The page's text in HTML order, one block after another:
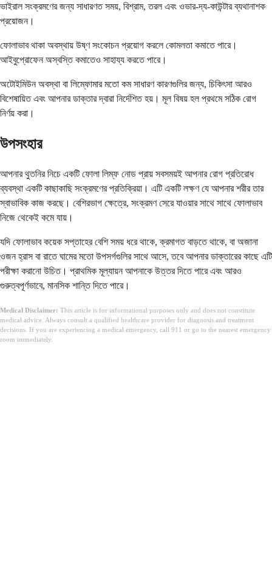
ভাইরাল সংক্রমণের জন্য সাধারণত সময়, বিশ্রাম, তরল এবং ওভার-দ্য-কাউন্টার ব্যথানাশক
প্রয়োজন।
ফোলাভাব থাকা অবস্থায় উষ্ণ সংকোচন প্রয়োগ করলে কোমলতা কমাতে পারে।
আইবুপ্রোফেন অস্বস্তি কমাতেও সাহায্য করতে পারে।
অটোইমিউন অবস্থা বা লিম্ফোমার মতো কম সাধারণ কারণগুলির জন্য, চিকিৎসা আরও
বিশেষায়িত এবং আপনার ডাক্তার দ্বারা নির্দেশিত হয়। মূল বিষয় হল প্রথমে সঠিক রোগ
নির্ণয় করা।
উপসংহার
আপনার থুতনির নিচে একটি ফোলা লিম্ফ নোড প্রায় সবসময়ই আপনার রোগ প্রতিরোধ
ব্যবস্থা একটি কাছাকাছি সংক্রমণের প্রতিক্রিয়া। এটি একটি লক্ষণ যে আপনার শরীর তার
স্বাভাবিক কাজ করছে। বেশিরভাগ ক্ষেত্রে, সংক্রমণ সেরে যাওয়ার সাথে সাথে ফোলাভাব
নিজে থেকেই কমে যায়।
যদি ফোলাভাব কয়েক সপ্তাহের বেশি সময় ধরে থাকে, ক্রমাগত বাড়তে থাকে, বা অজানা
ওজন হ্রাস বা রাতে ঘামের মতো উপসর্গগুলির সাথে আসে, তবে আপনার ডাক্তারের কাছে এটি
পরীক্ষা করানো উচিত। প্রাথমিক মূল্যায়ন আপনাকে উত্তর দিতে পারে এবং আরও
গুরুত্বপূর্ণভাবে, মানসিক শান্তি দিতে পারে।
Medical Disclaimer: This article is for informational purposes only and does not constitute
medical advice. Always consult a qualified healthcare provider for diagnosis and treatment
decisions. If you are experiencing a medical emergency, call 911 or go to the nearest emergency
room immediately.